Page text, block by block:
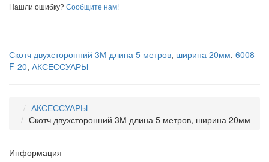
Нашли ошибку? Сообщите нам!
Скотч двухсторонний 3М длина 5 метров, ширина 20мм, 6008
F-20, АКСЕССУАРЫ
АКСЕССУАРЫ
Скотч двухсторонний 3М длина 5 метров, ширина 20мм
Информация